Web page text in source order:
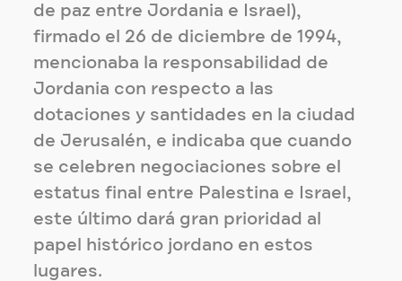
de paz entre Jordania e Israel),
firmado el 26 de diciembre de 1994,
mencionaba la responsabilidad de
Jordania con respecto a las
dotaciones y santidades en la ciudad
de Jerusalén, e indicaba que cuando
se celebren negociaciones sobre el
estatus final entre Palestina e Israel,
este último dará gran prioridad al
papel histórico jordano en estos
lugares.